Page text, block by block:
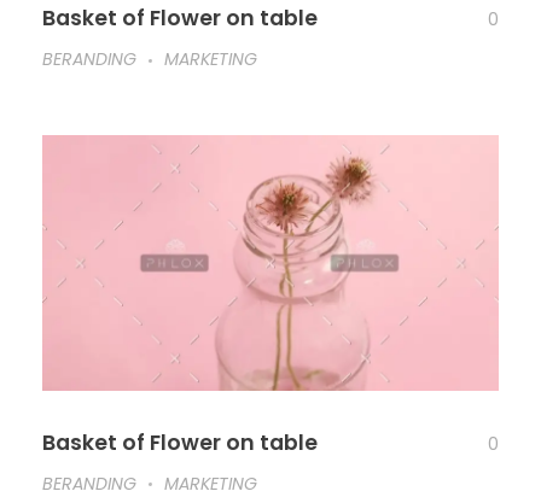
Basket of Flower on table
0
BERANDING
MARKETING
Basket of Flower on table
0
BERANDING
MARKETING